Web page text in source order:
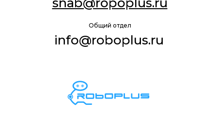
info@roboplus.ru
Общий отдел